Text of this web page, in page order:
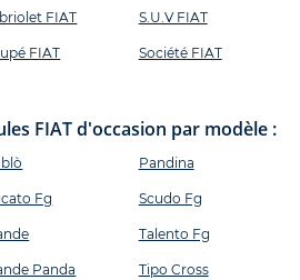
FIAT
FIAT
S.U.V FIAT
Société FIAT
FIAT d'occasion par modèle :
Fg
Panda
Pandina
Scudo Fg
Talento Fg
Tipo Cross